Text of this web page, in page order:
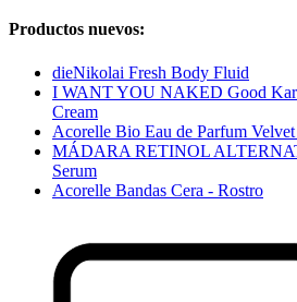
Productos nuevos:
dieNikolai Fresh Body Fluid
I WANT YOU NAKED Good
Cream
Acorelle Bio Eau de Parfum Velvet
MÁDARA RETINOL
Serum
Acorelle Bandas Cera - Rostro